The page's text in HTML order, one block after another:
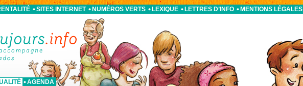
AGENDA
SITES INTERNET NUMÉROS VERTS LEXIQUE LETTRES D’INFO MENTIONS LÉGALES